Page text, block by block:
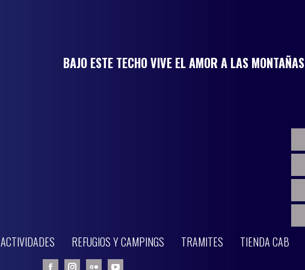
BAJO ESTE TECHO VIVE EL AMOR A LAS MONTAÑAS
ACTIVIDADES REFUGIOS Y CAMPINGS TRAMITES TIENDA CAB